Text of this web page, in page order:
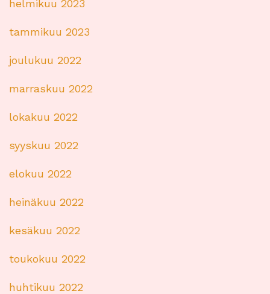
helmikuu 2023
tammikuu 2023
joulukuu 2022
marraskuu 2022
lokakuu 2022
syyskuu 2022
elokuu 2022
heinäkuu 2022
kesäkuu 2022
toukokuu 2022
huhtikuu 2022